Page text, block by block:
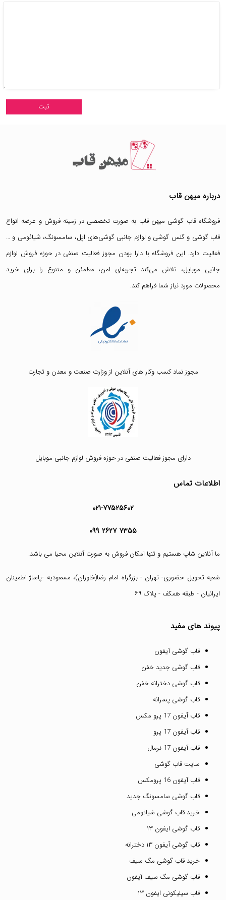
درباره میهن قاب
فروشگاه قاب گوشی میهن قاب به صورت تخصصی در زمینه فروش و عرضه انواع
قاب گوشی وگلس گوشی و لوازم جانبی گوشی‌های اپل، سامسونگ، شیائومی و …
فعالیت دارد. این فروشگاه با دارا بودن مجوز فعالیت صنفی در حوزه فروش لوازم
جانبی موبایل، تلاش می‌کند تجربه‌ای امن، مطمئن و متنوع را برای خرید
محصولات مورد نیاز شما فراهم کند.
مجوز نماد کسب وکار های آنلاین از وزارت صنعت و معدن و تجارت
دارای مجوز فعالیت صنفی در حوزه فروش لوازم جانبی موبایل
اطلاعات تماس
۰۲۱-۷۷۵۲۵۶۰۲
۰۹۹ ۲۶۲۷ ۷۳۵۵
ما آنلاین شاپ هستیم و تنها امکان فروش به صورت آنلاین محیا می باشد.
شعبه تحویل حضوری- تهران - بزرگراه امام رضا(خاوران)، مسعودیه -پاساژ اطمینان
ایرانیان - طبقه همکف - پلاک ۶۹
پیوند های مفید
قاب گوشی آیفون
قاب گوشی جدید خفن
قاب گوشی دخترانه خفن
قاب گوشی پسرانه
قاب آیفون 17 پرو مکس
قاب آیفون 17 پرو
قاب آیفون 17 نرمال
سایت قاب گوشی
قاب آیفون 16 پرومکس
قاب گوشی سامسونگ جدید
خرید قاب گوشی شیائومی
قاب گوشی ایفون ۱۳
قاب گوشی آیفون ۱۳ دخترانه
خرید قاب گوشی مگ سیف
قاب گوشی مگ سیف آیفون
قاب سیلیکونی ایفون ۱۳